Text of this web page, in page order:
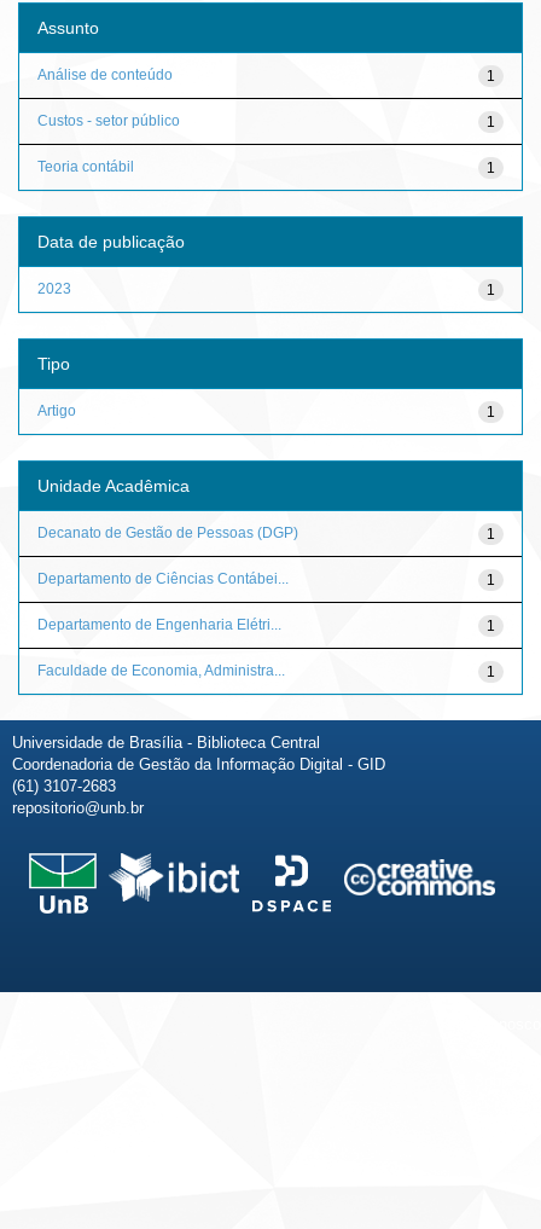
Assunto
1
Análise de conteúdo
1
Custos - setor público
1
Teoria contábil
Data de publicação
1
2023
Tipo
1
Artigo
Unidade Acadêmica
1
Decanato de Gestão de Pessoas (DGP)
1
Departamento de Ciências Contábei...
1
Departamento de Engenharia Elétri...
1
Faculdade de Economia, Administra...
Universidade de Brasília - Biblioteca Central
Coordenadoria de Gestão da Informação Digital - GID
(61) 3107-2683
repositorio@unb.br